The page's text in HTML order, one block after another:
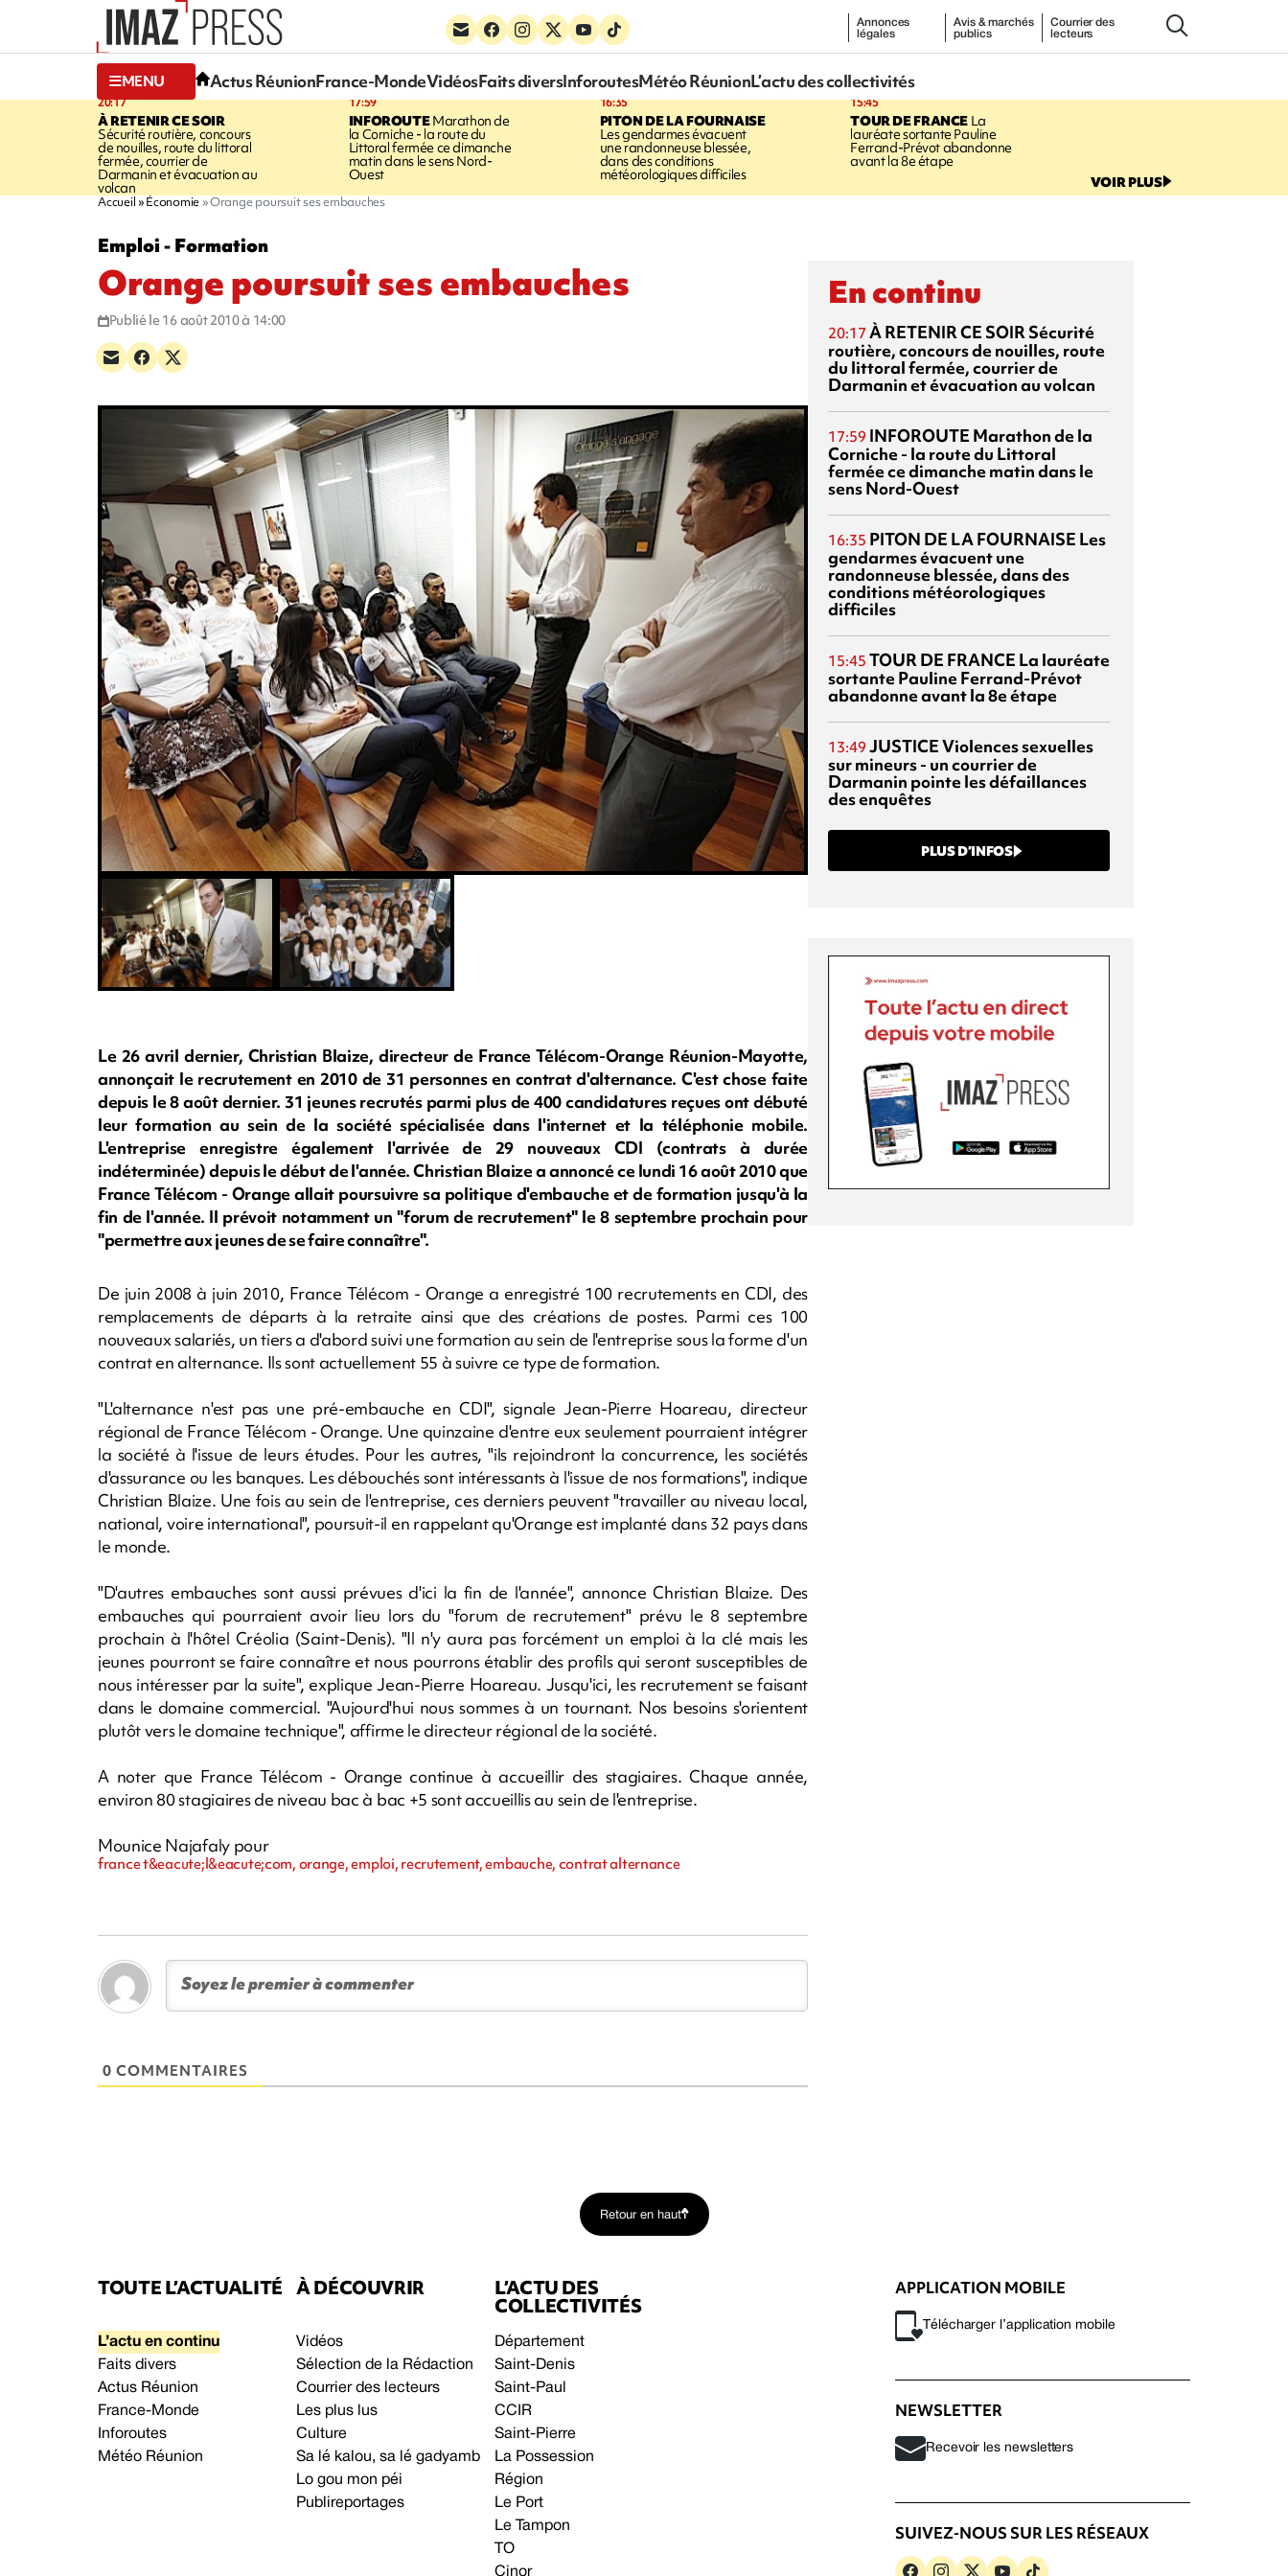
Annonces
légales
Avis & marchés
publics
Courrier des
lecteurs
MENU Actus RéunionFrance-MondeVidéosFaits diversInforoutesMétéo RéunionL’actu des collectivités
20:17
À RETENIR CE SOIR
Sécurité routière, concours
de nouilles, route du littoral
fermée, courrier de
Darmanin et évacuation au
volcan
17:59
INFOROUTEMarathon de
la Corniche - la route du
Littoral fermée ce dimanche
matin dans le sens Nord-
Ouest
16:35
PITON DE LA FOURNAISE
Les gendarmes évacuent
une randonneuse blessée,
dans des conditions
météorologiques difficiles
15:45
TOUR DE FRANCELa
lauréate sortante Pauline
Ferrand-Prévot abandonne
avant la 8e étape
VOIR PLUS
Accueil Économie Orange poursuit ses embauches
Emploi - Formation
Orange poursuit ses embauches
Publié le 16 août 2010 à 14:00
Le 26 avril dernier, Christian Blaize, directeur de France Télécom-Orange Réunion-Mayotte,
annonçait le recrutement en 2010 de 31 personnes en contrat d'alternance. C'est chose faite
depuis le 8 août dernier. 31 jeunes recrutés parmi plus de 400 candidatures reçues ont débuté
leur formation au sein de la société spécialisée dans l'internet et la téléphonie mobile.
L'entreprise enregistre également l'arrivée de 29 nouveaux CDI (contrats à durée
indéterminée) depuis le début de l'année. Christian Blaize a annoncé ce lundi 16 août 2010 que
France Télécom - Orange allait poursuivre sa politique d'embauche et de formation jusqu'à la
fin de l'année. Il prévoit notamment un "forum de recrutement" le 8 septembre prochain pour
"permettre aux jeunes de se faire connaître".
De juin 2008 à juin 2010, France Télécom - Orange a enregistré 100 recrutements en CDI, des
remplacements de départs à la retraite ainsi que des créations de postes. Parmi ces 100
nouveaux salariés, un tiers a d'abord suivi une formation au sein de l'entreprise sous la forme d'un
contrat en alternance. Ils sont actuellement 55 à suivre ce type de formation.
"L'alternance n'est pas une pré-embauche en CDI", signale Jean-Pierre Hoareau, directeur
régional de France Télécom - Orange. Une quinzaine d'entre eux seulement pourraient intégrer
la société à l'issue de leurs études. Pour les autres, "ils rejoindront la concurrence, les sociétés
d'assurance ou les banques. Les débouchés sont intéressants à l'issue de nos formations", indique
Christian Blaize. Une fois au sein de l'entreprise, ces derniers peuvent "travailler au niveau local,
national, voire international", poursuit-il en rappelant qu'Orange est implanté dans 32 pays dans
le monde.
"D'autres embauches sont aussi prévues d'ici la fin de l'année", annonce Christian Blaize. Des
embauches qui pourraient avoir lieu lors du "forum de recrutement" prévu le 8 septembre
prochain à l'hôtel Créolia (Saint-Denis). "Il n'y aura pas forcément un emploi à la clé mais les
jeunes pourront se faire connaître et nous pourrons établir des profils qui seront susceptibles de
nous intéresser par la suite", explique Jean-Pierre Hoareau. Jusqu'ici, les recrutement se faisant
dans le domaine commercial. "Aujourd'hui nous sommes à un tournant. Nos besoins s'orientent
plutôt vers le domaine technique", affirme le directeur régional de la société.
A noter que France Télécom - Orange continue à accueillir des stagiaires. Chaque année,
environ 80 stagiaires de niveau bac à bac +5 sont accueillis au sein de l'entreprise.
Mounice Najafaly pour
france t&eacute;l&eacute;com, orange, emploi, recrutement, embauche, contrat alternance
0 COMMENTAIRES
En continu
20:17 À RETENIR CE SOIR Sécurité
routière, concours de nouilles, route
du littoral fermée, courrier de
Darmanin et évacuation au volcan
17:59 INFOROUTE Marathon de la
Corniche - la route du Littoral
fermée ce dimanche matin dans le
sens Nord-Ouest
16:35 PITON DE LA FOURNAISE Les
gendarmes évacuent une
randonneuse blessée, dans des
conditions météorologiques
difficiles
15:45 TOUR DE FRANCE La lauréate
sortante Pauline Ferrand-Prévot
abandonne avant la 8e étape
13:49 JUSTICEViolences sexuelles
sur mineurs - un courrier de
Darmanin pointe les défaillances
des enquêtes
PLUS D’INFOS
Retour en haut
TOUTE L’ACTUALITÉ
L’actu en continu
Faits divers
Actus Réunion
France-Monde
Inforoutes
Météo Réunion
À DÉCOUVRIR
Vidéos
Sélection de la Rédaction
Courrier des lecteurs
Les plus lus
Culture
Sa lé kalou, sa lé gadyamb
Lo gou mon péi
Publireportages
L’ACTU DES
COLLECTIVITÉS
Département
Saint-Denis
Saint-Paul
CCIR
Saint-Pierre
La Possession
Région
Le Port
Le Tampon
TO
Cinor
APPLICATION MOBILE
Télécharger l’application mobile
NEWSLETTER
Recevoir les newsletters
SUIVEZ-NOUS SUR LES RÉSEAUX